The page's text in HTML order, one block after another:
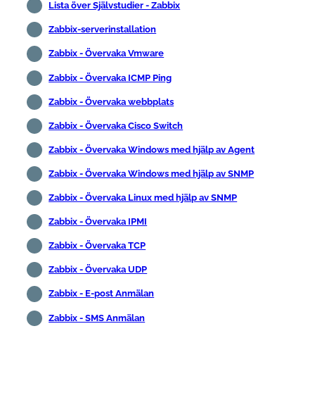
Lista över Självstudier - Zabbix
Zabbix-serverinstallation
Zabbix - Övervaka Vmware
Zabbix - Övervaka ICMP Ping
Zabbix - Övervaka webbplats
Zabbix - Övervaka Cisco Switch
Zabbix - Övervaka Windows med hjälp av Agent
Zabbix - Övervaka Windows med hjälp av SNMP
Zabbix - Övervaka Linux med hjälp av SNMP
Zabbix - Övervaka IPMI
Zabbix - Övervaka TCP
Zabbix - Övervaka UDP
Zabbix - E-post Anmälan
Zabbix - SMS Anmälan